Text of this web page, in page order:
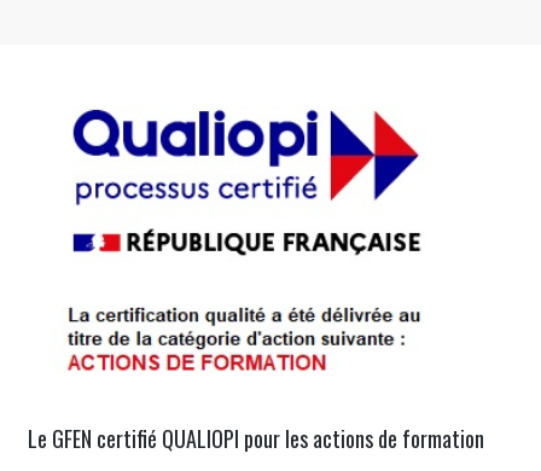
Le GFEN certifié QUALIOPI pour les actions de formation